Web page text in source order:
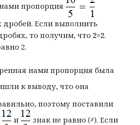
пропорция
дробей. Если выполнить
то получим, что 2=2.
2.
нами пропорция была
к выводу, что она
поэтому поставили
и
знак не равно (≠). Если